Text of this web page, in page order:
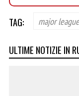
TAG: major
ULTIME NOTIZIE IN